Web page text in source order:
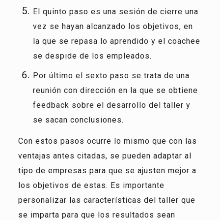
El quinto paso es una sesión de cierre una
vez se hayan alcanzado los objetivos, en
la que se repasa lo aprendido y el coachee
se despide de los empleados.
Por último el sexto paso se trata de una
reunión con dirección en la que se obtiene
feedback sobre el desarrollo del taller y
se sacan conclusiones.
Con estos pasos ocurre lo mismo que con las
ventajas antes citadas, se pueden adaptar al
tipo de empresas para que se ajusten mejor a
los objetivos de estas. Es importante
personalizar las características del taller que
se imparta para que los resultados sean